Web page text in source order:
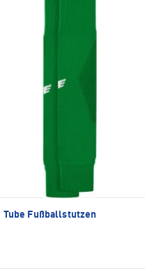
Tube Fußballstutzen